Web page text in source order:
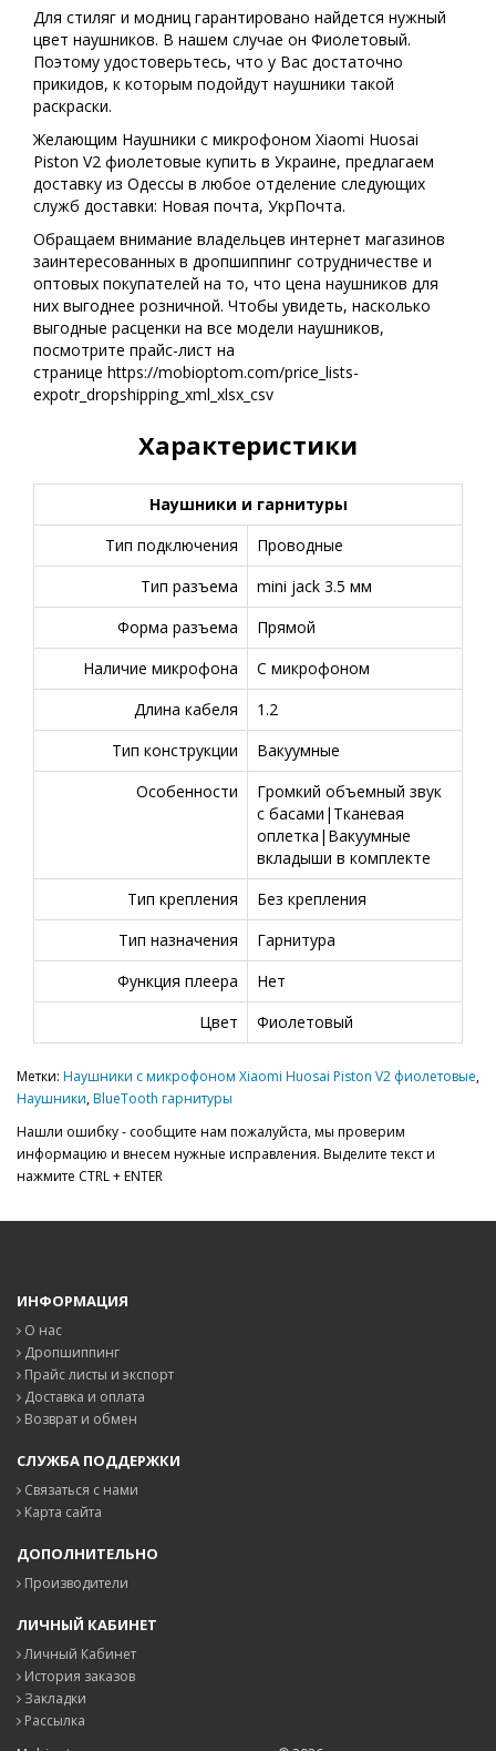
Для стиляг и модниц гарантировано найдется нужный
цвет наушников. В нашем случае он Фиолетовый.
Поэтому удостоверьтесь, что у Вас достаточно
прикидов, к которым подойдут наушники такой
раскраски.
Желающим Наушники с микрофоном Xiaomi Huosai
Piston V2 фиолетовые купить в Украине, предлагаем
доставку из Одессы в любое отделение следующих
служб доставки: Новая почта, УкрПочта.
Обращаем внимание владельцев интернет магазинов
заинтересованных в дропшиппинг сотрудничестве и
оптовых покупателей на то, что цена наушников для
них выгоднее розничной. Чтобы увидеть, насколько
выгодные расценки на все модели наушников,
посмотрите прайс-лист на
странице https://mobioptom.com/price_lists-
expotr_dropshipping_xml_xlsx_csv
Характеристики
Наушники и гарнитуры
Тип подключения
Проводные
Тип разъема
mini jack 3.5 мм
Форма разъема
Прямой
Наличие микрофона
С микрофоном
Длина кабеля
1.2
Тип конструкции
Вакуумные
Особенности
Громкий объемный звук
с басами|Тканевая
оплетка|Вакуумные
вкладыши в комплекте
Тип крепления
Без крепления
Тип назначения
Гарнитура
Функция плеера
Нет
Цвет
Фиолетовый
Метки: Наушники с микрофоном Xiaomi Huosai Piston V2 фиолетовые,
Наушники,BlueTooth гарнитуры
Нашли ошибку - сообщите нам пожалуйста, мы проверим
информацию и внесем нужные исправления. Выделите текст и
нажмите CTRL + ENTER
ИНФОРМАЦИЯ
О нас
Дропшиппинг
Прайс листы и экспорт
Доставка и оплата
Возврат и обмен
СЛУЖБА ПОДДЕРЖКИ
Связаться с нами
Карта сайта
ДОПОЛНИТЕЛЬНО
Производители
ЛИЧНЫЙ КАБИНЕТ
Личный Кабинет
История заказов
Закладки
Рассылка